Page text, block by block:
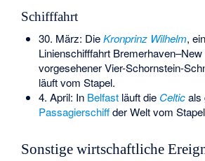
Schifffahrt
30. März: DieKronprinz Wilhelm,
Linienschifffahrt Bremerhaven–New
vorgesehener Vier-Schornstein-
läuft vom Stapel.
4. April: In Belfastläuft die Celticals
Passagierschiffder Welt vom
Sonstige wirtschaftliche